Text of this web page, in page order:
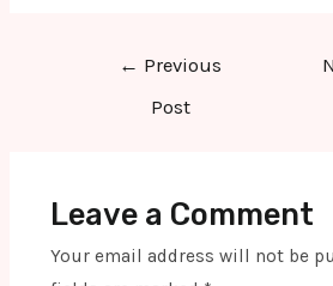
← Previous
Post
Leave a Comment
Your email address will not be